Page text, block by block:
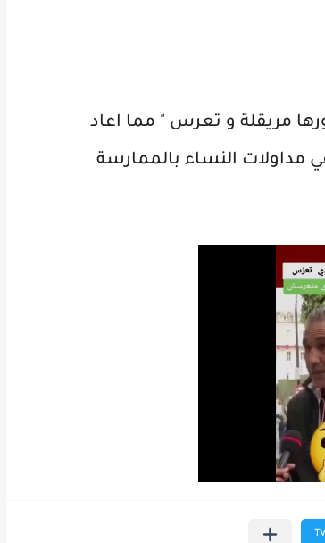
مريقلة و تعرس " مما اعاد
مداولات النساء بالممارسة